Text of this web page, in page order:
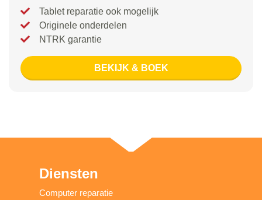
Tablet reparatie ook mogelijk
Originele onderdelen
NTRK garantie
BEKIJK & BOEK
Diensten
Computer reparatie